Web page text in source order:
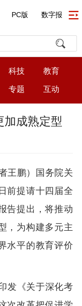
PC版 数字报
科技 教育
专题 互动
加成熟定型
王鹏）国务院关
前提请十四届全
告提出，将推动
，为构建多元主
水平的教育评价
发《关于深化考